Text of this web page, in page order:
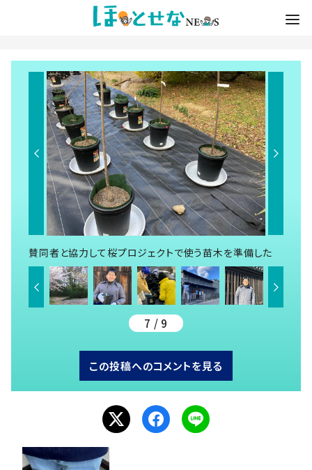
賛同者と協力して桜プロジェクトで使う苗木を準備した
7 / 9
この投稿へのコメントを見る